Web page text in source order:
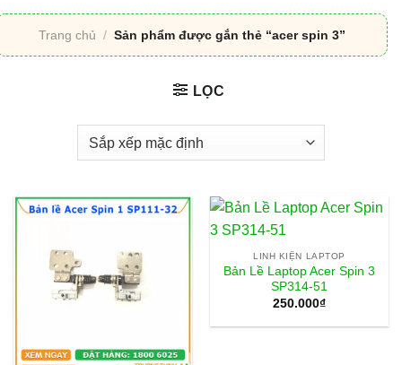
Trang chủ / Sản phẩm được gắn thẻ “acer spin 3”
LỌC
LINH KIỆN LAPTOP
Bản Lề Laptop Acer Spin 3
SP314-51
250.000₫